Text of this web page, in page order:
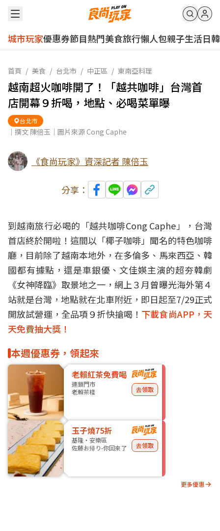
城市玩家優惠券節目熱門美食旅行懶人包親子生活日韓
首頁 / 美食 / 台北市 / 中正區 / 東南亞料理
越南超火咖啡開了！「越共咖啡」台灣首
店開幕９折喝，地點、必喝菜單曝
台北市
｜撰文 陳倍玉｜圖片來源 Cong Caphe
《食尚玩家》資深記者 陳倍玉
分享：
到越南旅行必喝的「越共咖啡Cong Caphe」，台灣
首店終於開啦！這間以「椰子咖啡」聞名的特色咖啡
廳，目前除了越南本地外，在多倫多、馬來西亞、韓
國都有據點，還是車銀優、文佳媖主演的超夯韓劇
《女神降臨》取景地之一，網上３月曾曝光海外第４
站就是台灣，地點就在北車附近，即日起至7/29正式
開放試營運，全品項９折快搶喝！ 下載食尚APP，天
天免費抽大獎！
本週優惠券，領起來
老賴紅茶免費喝
連鎖門市
老賴茶棧
去領取
玉子燒75折
基隆・安樂區
佐藤お帰り-你回來了
去領取
更多優惠